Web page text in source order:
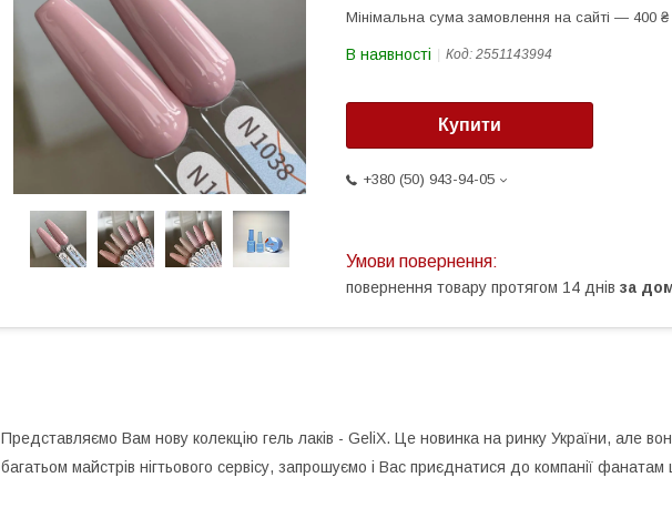
Мінімальна сума замовлення на сайті — 400 ₴
В наявності Код: 2551143994
Купити
+380 (50) 943-94-05
повернення товару протягом 14 днів за
Представляємо Вам нову колекцію гель лаків - GeliX. Це новинка на ринку України, але
багатьом майстрів нігтьового сервісу, запрошуємо і Вас приєднатися до компанії фанатам